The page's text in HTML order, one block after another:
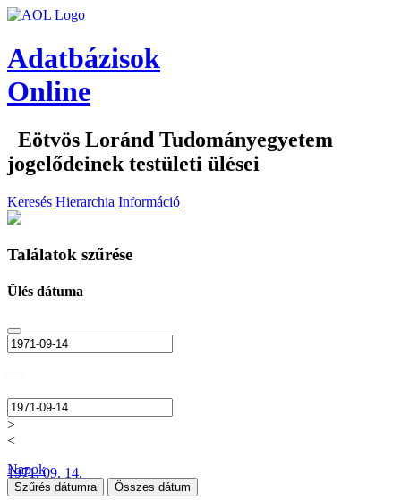
Adatbázisok
Online
Eötvös Loránd Tudományegyetem
jogelődeinek testületi ülései
Keresés Hierarchia Információ
Találatok szűrése
Ülés dátuma
—
>
<
1971. 09. 14.
Napok
Szűrés dátumra Összes dátum